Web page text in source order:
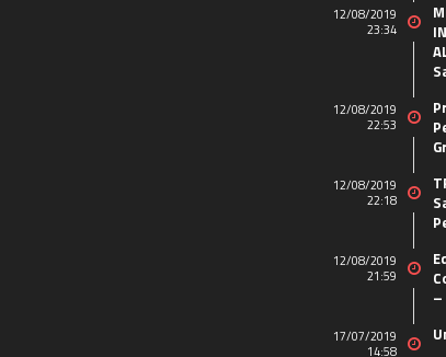
12/08/2019
23:34
12/08/2019
22:53
12/08/2019
22:18
12/08/2019
21:59
–
17/07/2019
14:58